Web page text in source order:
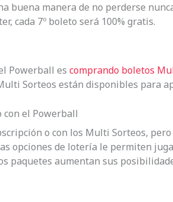
buena manera de no perderse
cada 7º boleto será 100% gratis.
Powerball es comprando boletos
Sorteos están disponibles para
el Powerball
o con los Multi Sorteos,
opciones de lotería le permiten
paquetes aumentan sus